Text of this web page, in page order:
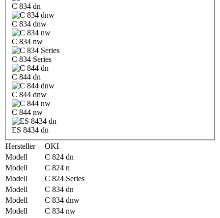
C 834 dn
C 834 dnw
C 834 nw
C 834 Series
C 844 dn
C 844 dnw
C 844 nw
ES 8434 dn
Hersteller
OKI
Modell
C 824 dn
Modell
C 824 n
Modell
C 824 Series
Modell
C 834 dn
Modell
C 834 dnw
Modell
C 834 nw